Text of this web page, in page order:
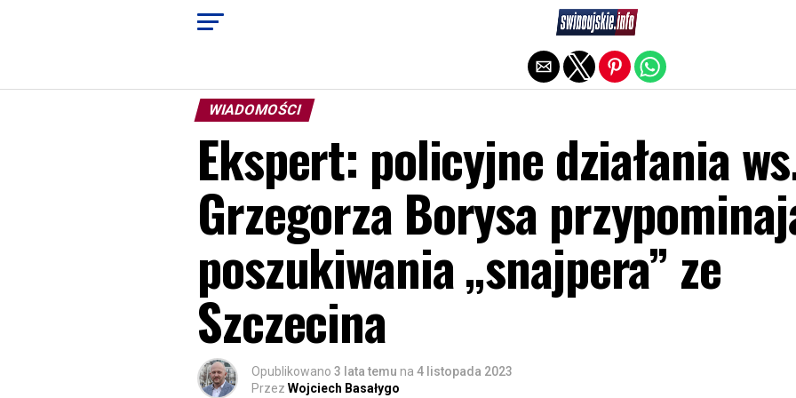
WIADOMOŚCI
Ekspert: policyjne działania
Grzegorza Borysa
poszukiwania „snajpera” ze
Szczecina
Opublikowano 3 lata temu na 4 listopada 2023
Przez Wojciech Basałygo
Exit mobile version